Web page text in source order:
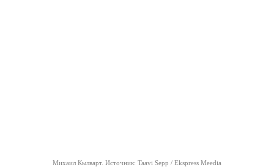
Михаил Кылварт. Источник: Taavi Sepp / Ekspress Meedia